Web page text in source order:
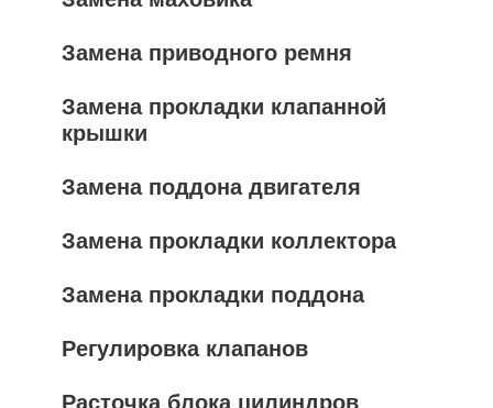
Замена приводного ремня
Замена прокладки клапанной
крышки
Замена поддона двигателя
Замена прокладки коллектора
Замена прокладки поддона
Регулировка клапанов
Расточка блока цилиндров